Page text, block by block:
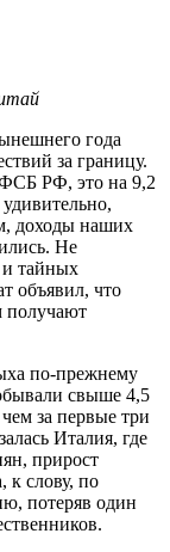
года
за границу.
РФ, это на 9,2
доходы наших
Не
и тайных
объявил, что
получают
по-прежнему
свыше 4,5
за первые три
Италия, где
прирост
к слову, по
потеряв один